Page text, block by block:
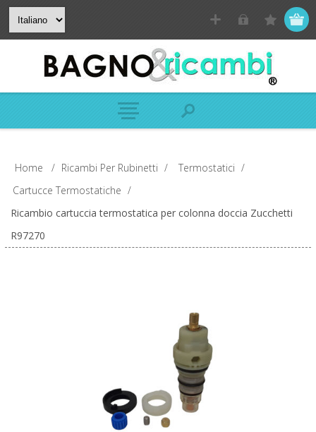
Home / Ricambi Per Rubinetti / Termostatici /
Cartucce Termostatiche /
Ricambio cartuccia termostatica per colonna doccia Zucchetti
R97270